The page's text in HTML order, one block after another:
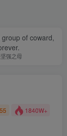
of coward,
强之母
55 1840W+